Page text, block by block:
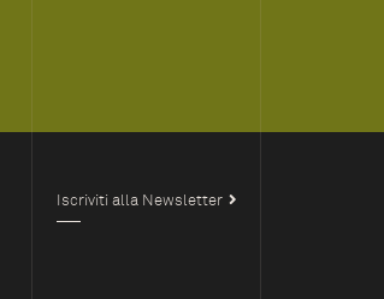
Iscriviti alla Newsletter